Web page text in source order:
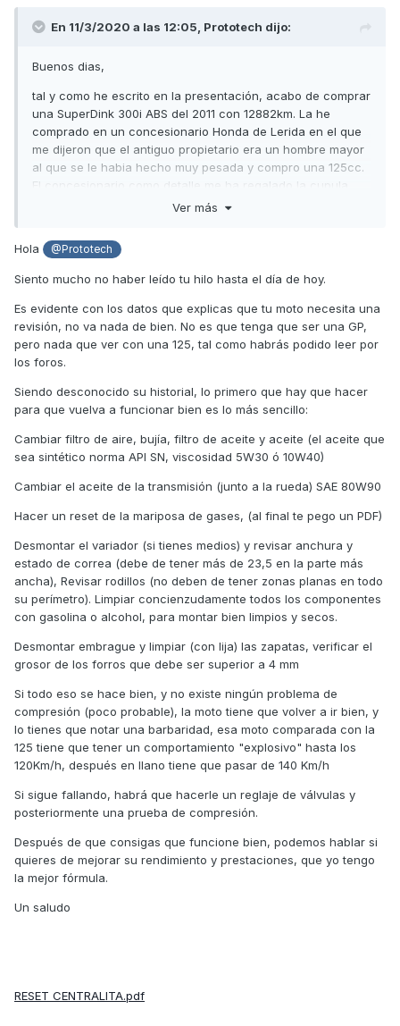
En 11/3/2020 a las 12:05, Prototech dijo:
Buenos dias,
tal y como he escrito en la presentación, acabo de comprar
una SuperDink 300i ABS del 2011 con 12882km. La he
comprado en un concesionario Honda de Lerida en el que
me dijeron que el antiguo propietario era un hombre mayor
al que se le habia hecho muy pesada y compro una 125cc.
El concesionario como detalle me ha regalado la cupula
Puig (la anterior estaba amarillenta). Le tuve que sacar el
decir que llevaba algun tiempo parada) y el lunes la fui a
buscar.
Bien, dicho esto os paso a comentar cositas:
Viniendo de una moto de 12.5cv, francament esperaba
"algo" mas de un moto con "se supone" 33cv (aunque en
30cv)). La salida sin duda la tiene mejor pero despues la
noto una moto muy tranquila, nada explosivo como he leido
en algun comentario.
Os dejo mis sensaciones en los 400km que le he hecho:
1.- He notado que le cuesta arrancar. Hace el internto de
motor de arranque pero debo darle 3 o 4 veces hasta que
arranca. Ya he leido en algunos hilos que esto sucede y
que en algunos casos no se ha podido solucionar o ha
costado vida y milagros encontrar solucion. Me extraña que
una moto con 12882km tenga este problema pero a saber el
todo caso bateria pero espero a ver que opinais al
respecto.
2.- He notado que la moto no retiene absolutamente nada al
soltar gas y no se si esto debe ser asi o no pero, lo hecho
mucho de menos. Al ir entre coches por la rondas (mientras
ellos estan parados en un atasco), el no tener freno motor
me hace tirar mucho mas de freno y entorpece mi
y continua y continua y continua.....
bajones de rpm, me explico: la das gas a fondo, sube de
rpm y de velocidad y al llegar a 6000rpm ves que intenta
subir pero notas que baja el regimen a 5800rpm, vuelve a
subir a 6100rpm, vuelve a bajar a 5900rpm, vuelve a subir a
desaparece. Decir que cuando suena el silbido me acojono
Ver más
Hola @Prototech
Siento mucho no haber leído tu hilo hasta el día de hoy.
Es evidente con los datos que explicas que tu moto necesita una
revisión, no va nada de bien. No es que tenga que ser una GP,
pero nada que ver con una 125, tal como habrás podido leer por
los foros.
Siendo desconocido su historial, lo primero que hay que hacer
para que vuelva a funcionar bien es lo más sencillo:
Cambiar filtro de aire, bujía, filtro de aceite y aceite (el aceite que
sea sintético norma API SN, viscosidad 5W30 ó 10W40)
Cambiar el aceite de la transmisión (junto a la rueda) SAE 80W90
Hacer un reset de la mariposa de gases, (al final te pego un PDF)
Desmontar el variador (si tienes medios) y revisar anchura y
estado de correa (debe de tener más de 23,5 en la parte más
ancha), Revisar rodillos (no deben de tener zonas planas en todo
su perímetro). Limpiar concienzudamente todos los componentes
con gasolina o alcohol, para montar bien limpios y secos.
Desmontar embrague y limpiar (con lija) las zapatas, verificar el
grosor de los forros que debe ser superior a 4 mm
Si todo eso se hace bien, y no existe ningún problema de
compresión (poco probable), la moto tiene que volver a ir bien, y
lo tienes que notar una barbaridad, esa moto comparada con la
125 tiene que tener un comportamiento "explosivo" hasta los
120Km/h, después en llano tiene que pasar de 140 Km/h
Si sigue fallando, habrá que hacerle un reglaje de válvulas y
posteriormente una prueba de compresión.
Después de que consigas que funcione bien, podemos hablar si
quieres de mejorar su rendimiento y prestaciones, que yo tengo
la mejor fórmula.
Un saludo
RESET CENTRALITA.pdf